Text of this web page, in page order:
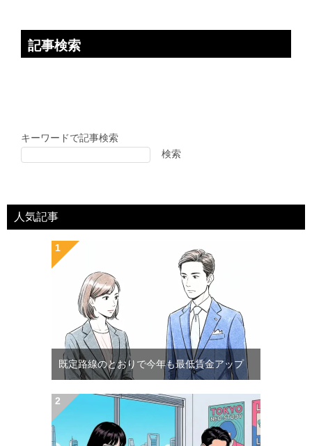
記事検索
キーワードで記事検索
検索
人気記事
既定路線のとおりで今年も最低賃金アップ